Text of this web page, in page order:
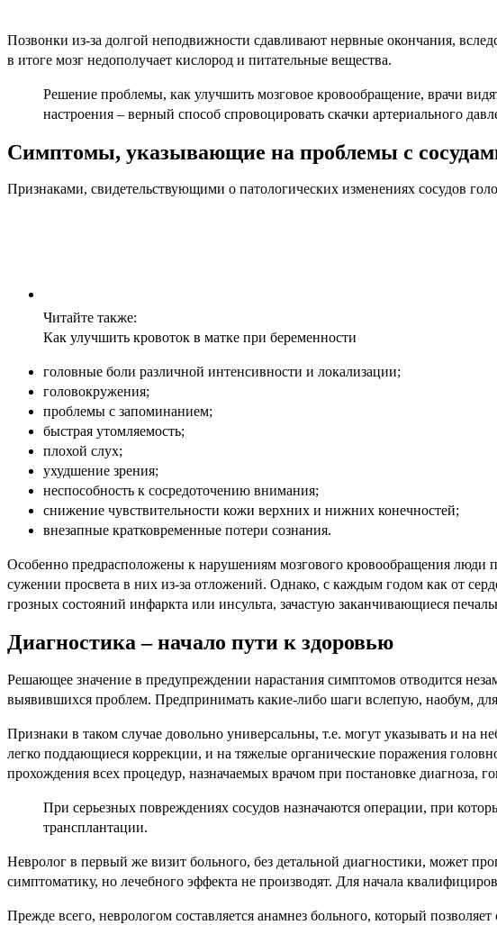
Позвонки из-за долгой неподвижности сдавливают нервные окончания,
в итоге мозг недополучает кислород и питательные вещества.
Решение проблемы, как улучшить мозговое кровообращение, врачи
настроения – верный способ спровоцировать скачки артериального
Симптомы, указывающие на проблемы с
Признаками, свидетельствующими о патологических изменениях сосудов
Читайте также:
Как улучшить кровоток в матке при беременности
головные боли различной интенсивности и локализации;
головокружения;
проблемы с запоминанием;
быстрая утомляемость;
плохой слух;
ухудшение зрения;
неспособность к сосредоточению внимания;
снижение чувствительности кожи верхних и нижних конечностей;
внезапные кратковременные потери сознания.
Особенно предрасположены к нарушениям мозгового кровообращения люди
сужении просвета в них из-за отложений. Однако, с каждым годом как от
грозных состояний инфаркта или инсульта, зачастую заканчивающиеся
Диагностика – начало пути к здоровью
Решающее значение в предупреждении нарастания симптомов отводится
выявившихся проблем. Предпринимать какие-либо шаги вслепую, наобум,
Признаки в таком случае довольно универсальны, т.е. могут указывать и на
легко поддающиеся коррекции, и на тяжелые органические поражения
прохождения всех процедур, назначаемых врачом при постановке диагноза,
При серьезных повреждениях сосудов назначаются операции, при
трансплантации.
Невролог в первый же визит больного, без детальной диагностики, может
симптоматику, но лечебного эффекта не производят. Для начала
Прежде всего, неврологом составляется анамнез больного, который